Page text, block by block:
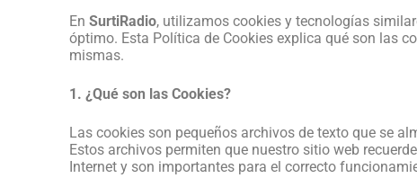
EnSurtiRadio, utilizamos cookies y tecnologías
óptimo. Esta Política de Cookies explica qué son las
mismas.
1. ¿Qué son las Cookies?
Las cookies son pequeños archivos de texto que se
Estos archivos permiten que nuestro sitio web
Internet y son importantes para el correcto